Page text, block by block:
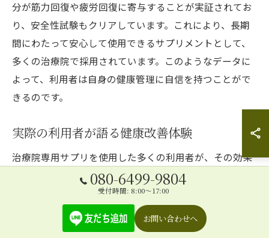
分が筋力回復や疲労回復に寄与することが実証されてお
り、安全性試験もクリアしています。これにより、長期
間にわたって安心して使用できるサプリメントとして、
多くの治療院で採用されています。このようなデータに
よって、利用者は自身の健康管理に自信を持つことがで
きるのです。
実際の利用者が語る健康改善体験
治療院専用サプリを使用した多くの利用者が、その効果
を実感しています。具体的には、疲れにくくなった、日
常の活力が増したという声が多く寄せられています。あ
る利用者は、日常的な運動の成果がより感じやすくな
り、仕事や趣味に対する意欲が高まったと語っていま
080-6499-9804
受付時間: 8:00～17:00
お問い合わせへ